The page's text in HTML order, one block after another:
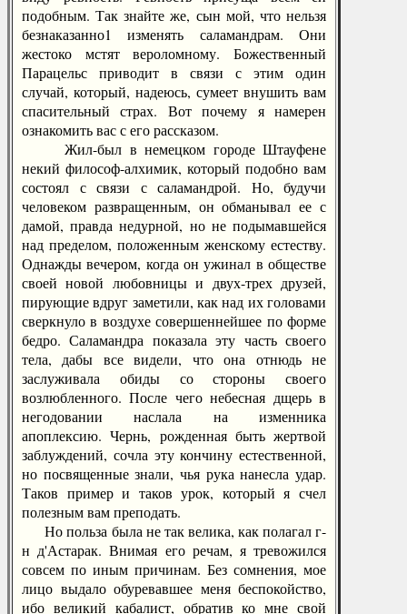
подобным. Так знайте же, сын мой, что нельзя
безнаказанно1 изменять саламандрам. Они
жестоко мстят вероломному. Божественный
Парацельс приводит в связи с этим один
случай, который, надеюсь, сумеет внушить вам
спасительный страх. Вот почему я намерен
ознакомить вас с его рассказом.
Жил-был в немецком городе Штауфене
некий философ-алхимик, который подобно вам
состоял с связи с саламандрой. Но, будучи
человеком развращенным, он обманывал ее с
дамой, правда недурной, но не подымавшейся
над пределом, положенным женскому естеству.
Однажды вечером, когда он ужинал в обществе
своей новой любовницы и двух-трех друзей,
пирующие вдруг заметили, как над их головами
сверкнуло в воздухе совершеннейшее по форме
бедро. Саламандра показала эту часть своего
тела, дабы все видели, что она отнюдь не
заслуживала обиды со стороны своего
возлюбленного. После чего небесная дщерь в
негодовании наслала на изменника
апоплексию. Чернь, рожденная быть жертвой
заблуждений, сочла эту кончину естественной,
но посвященные знали, чья рука нанесла удар.
Таков пример и таков урок, который я счел
полезным вам преподать.
Но польза была не так велика, как полагал г-
н д'Астарак. Внимая его речам, я тревожился
совсем по иным причинам. Без сомнения, мое
лицо выдало обуревавшее меня беспокойство,
ибо великий кабалист, обратив ко мне свой